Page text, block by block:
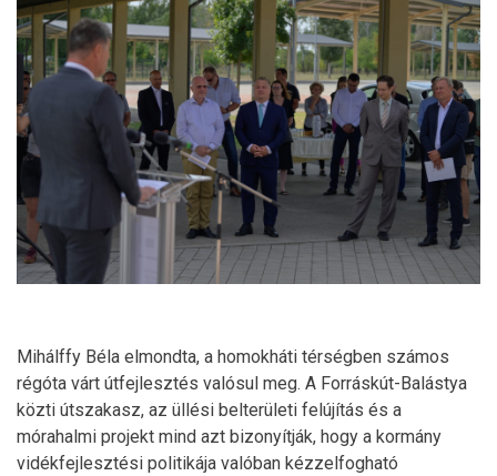
Mihálffy Béla elmondta, a homokháti térségben számos
régóta várt útfejlesztés valósul meg. A Forráskút-Balástya
közti útszakasz, az üllési belterületi felújítás és a
mórahalmi projekt mind azt bizonyítják, hogy a kormány
vidékfejlesztési politikája valóban kézzelfogható